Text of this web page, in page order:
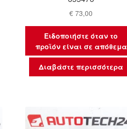
€ 73,00
Ειδοποιήστε όταν το
προϊόν είναι σε απόθεμα
Διαβάστε περισσότερα